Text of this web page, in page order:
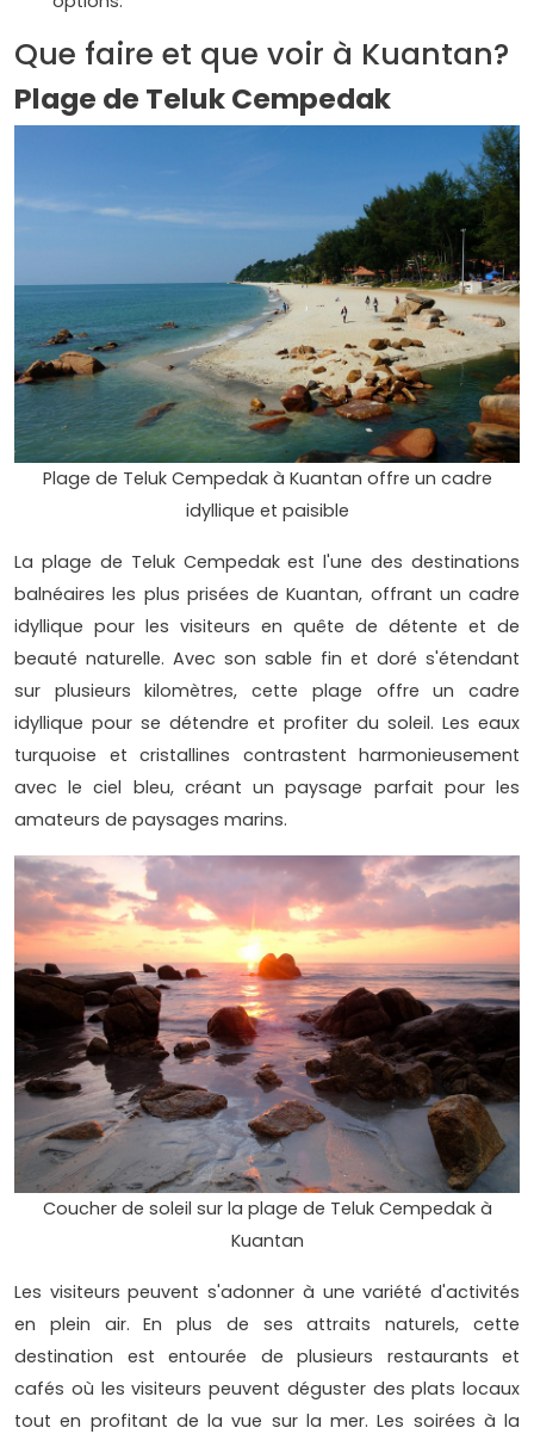
Que faire et que voir à Kuantan?
Plage de Teluk Cempedak
Plage de Teluk Cempedak à Kuantan offre un cadre
idyllique et paisible
La plage de Teluk Cempedak est l'une des destinations
balnéaires les plus prisées de Kuantan, offrant un cadre
idyllique pour les visiteurs en quête de détente et de
beauté naturelle. Avec son sable fin et doré s'étendant
sur plusieurs kilomètres, cette plage offre un cadre
idyllique pour se détendre et profiter du soleil. Les eaux
turquoise et cristallines contrastent harmonieusement
avec le ciel bleu, créant un paysage parfait pour les
amateurs de paysages marins.
Coucher de soleil sur la plage de Teluk Cempedak à
Kuantan
Les visiteurs peuvent s'adonner à une variété d'activités
en plein air. En plus de ses attraits naturels, cette
destination est entourée de plusieurs restaurants et
cafés où les visiteurs peuvent déguster des plats locaux
tout en profitant de la vue sur la mer. Les soirées à la